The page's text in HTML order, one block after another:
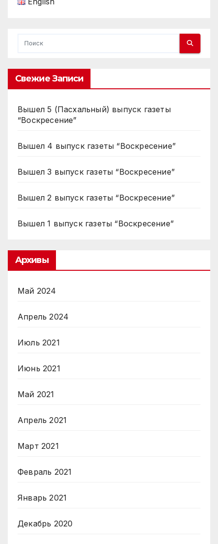
Свежие Записи
Вышел 5 (Пасхальный) выпуск газеты
“Воскресение”
Вышел 4 выпуск газеты “Воскресение”
Вышел 3 выпуск газеты “Воскресение”
Вышел 2 выпуск газеты “Воскресение”
Вышел 1 выпуск газеты “Воскресение”
Архивы
Май 2024
Апрель 2024
Июль 2021
Июнь 2021
Май 2021
Апрель 2021
Март 2021
Февраль 2021
Январь 2021
Декабрь 2020